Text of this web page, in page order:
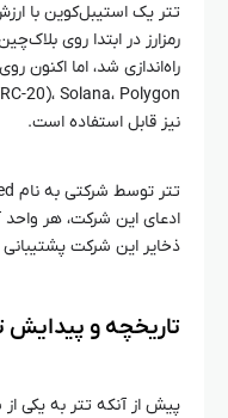
نیز قابل استفاده است.
ذخایر این شرکت
تاریخچه و پیدایش
پیش از آنکه تتر به یکی